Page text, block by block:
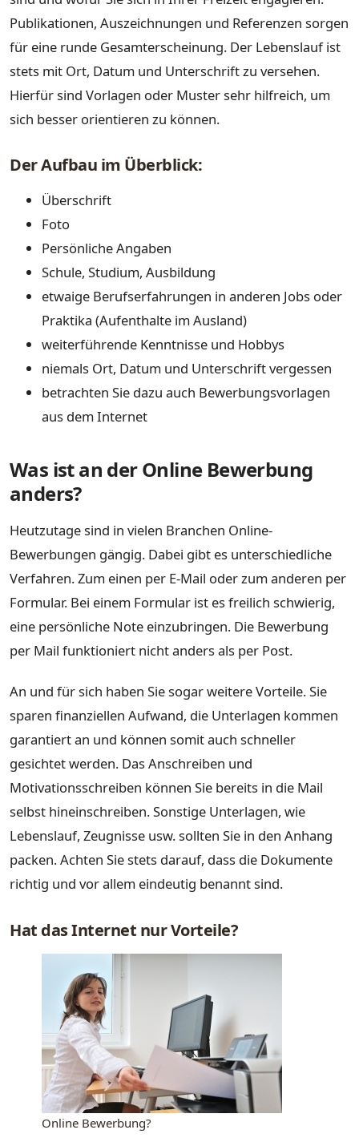
Publikationen, Auszeichnungen und Referenzen sorgen
für eine runde Gesamterscheinung. Der Lebenslauf ist
stets mit Ort, Datum und Unterschrift zu versehen.
Hierfür sind Vorlagen oder Muster sehr hilfreich, um
sich besser orientieren zu können.
Der Aufbau im Überblick:
Überschrift
Foto
Persönliche Angaben
Schule, Studium, Ausbildung
etwaige Berufserfahrungen in anderen Jobs oder
Praktika (Aufenthalte im Ausland)
weiterführende Kenntnisse und Hobbys
niemals Ort, Datum und Unterschrift vergessen
betrachten Sie dazu auch Bewerbungsvorlagen
aus dem Internet
Was ist an der Online Bewerbung
anders?
Heutzutage sind in vielen Branchen Online-
Bewerbungen gängig. Dabei gibt es unterschiedliche
Verfahren. Zum einen per E-Mail oder zum anderen per
Formular. Bei einem Formular ist es freilich schwierig,
eine persönliche Note einzubringen. Die Bewerbung
per Mail funktioniert nicht anders als per Post.
An und für sich haben Sie sogar weitere Vorteile. Sie
sparen finanziellen Aufwand, die Unterlagen kommen
garantiert an und können somit auch schneller
gesichtet werden. Das Anschreiben und
Motivationsschreiben können Sie bereits in die Mail
selbst hineinschreiben. Sonstige Unterlagen, wie
Lebenslauf, Zeugnisse usw. sollten Sie in den Anhang
packen. Achten Sie stets darauf, dass die Dokumente
richtig und vor allem eindeutig benannt sind.
Hat das Internet nur Vorteile?
Online Bewerbung?